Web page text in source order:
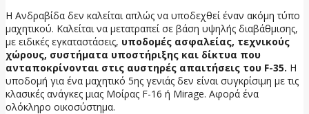
Η Ανδραβίδα δεν καλείται απλώς να υποδεχθεί έναν ακόμη τύπο
μαχητικού. Καλείται να μετατραπεί σε βάση υψηλής διαβάθμισης,
με ειδικές εγκαταστάσεις, υποδομές ασφαλείας, τεχνικούς
χώρους, συστήματα υποστήριξης και δίκτυα που
ανταποκρίνονται στις αυστηρές απαιτήσεις του F-35. Η
υποδομή για ένα μαχητικό 5ης γενιάς δεν είναι συγκρίσιμη με τις
κλασικές ανάγκες μιας Μοίρας F-16 ή Mirage. Αφορά ένα
ολόκληρο οικοσύστημα.